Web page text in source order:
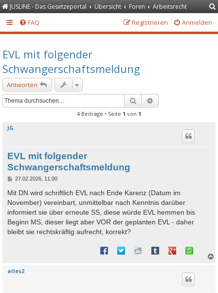
JUSLINE - Das Gesetzeportal Übersicht Foren Arbeitsrecht
FAQ Anmelden
Registrieren
EVL mit folgender
Schwangerschaftsmeldung
Antworten
Suche
4 Beiträge • Seite 1 von 1
JG
EVL mit folgender
Schwangerschaftsmeldung
B
i
t
r
a
g
27.02.2026, 11:00
Mit DN wird schriftlich EVL nach Ende Karenz (Datum im
November) vereinbart, unmittelbar nach Kenntnis darüber
informiert sie über erneute SS, diese würde EVL hemmen bis
Beginn MS, dieser liegt aber VOR der geplanten EVL - daher
bleibt sie rechtskräftig aufrecht, korrekt?
alles2